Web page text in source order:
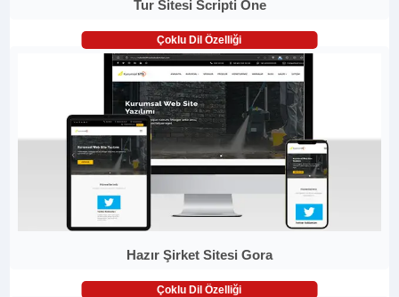
Tur Sitesi Scripti One
Çoklu Dil Özelliği
Hazır Şirket Sitesi Gora
Çoklu Dil Özelliği